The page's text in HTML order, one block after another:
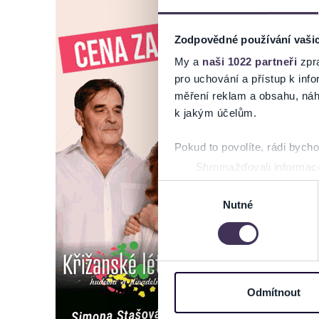
Zodpovědné používání
My a naši 1022 partneři
pro uchování a přístup k
měření reklam a obsahu,
k jakým účelům.
Pokud to povolíte, rádi
Shromažďovali
Identifikovali vaše
Zjistěte více o tom, jak
můžete kdykoliv změnit
informace o vašem zařízení
osobní údaje. Získané
souhlasu
Nutné
Odmítnout